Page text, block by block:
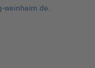
weinheim.de.